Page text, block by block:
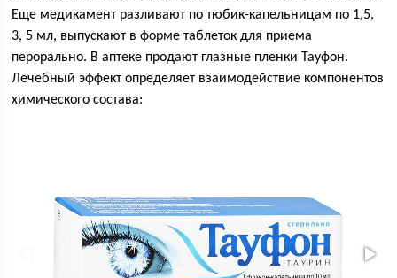
Еще медикамент разливают по тюбик-капельницам по 1,5,
3, 5 мл, выпускают в форме таблеток для приема
перорально. В аптеке продают глазные пленки Тауфон.
Лечебный эффект определяет взаимодействие компонентов
химического состава: